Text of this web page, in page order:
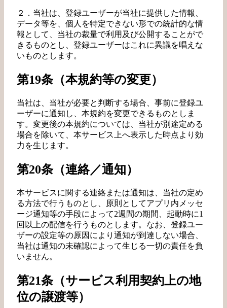
２．当社は、登録ユーザーが当社に提供した情報、
データ等を、個人を特定できない形での統計的な情
報として、当社の裁量で利用及び公開することがで
きるものとし、登録ユーザーはこれに異議を唱えな
いものとします。
第19条（本規約等の変更）
当社は、当社が必要と判断する場合、事前に登録ユ
ーザーに通知し、本規約を変更できるものとしま
す。変更後の本規約については、当社が別途定める
場合を除いて、本サービス上へ表示した時点より効
力を生じます。
第20条（連絡／通知）
本サービスに関する連絡または通知は、当社の定め
る方法で行うものとし、原則としてアプリ内メッセ
ージ通知等の手段によって2週間の期間、起動時に1
回以上の配信を行うものとします。なお、登録ユー
ザーの設定等の原因により通知が到達しない場合、
当社は通知の未確認によって生じる一切の責任を負
いません。
第21条（サービス利用契約上の地
位の譲渡等）